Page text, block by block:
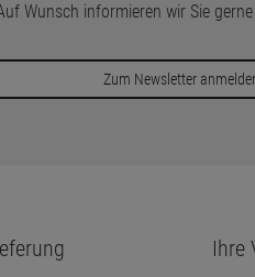
Wunsch informieren wir Sie
Zum Newsletter
Ihre